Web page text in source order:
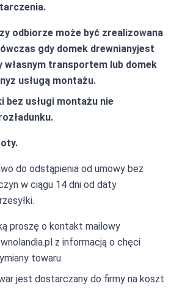
odbiorze może być zrealizowana
gdy domek drewnianyjest
własnym transportem lub domek
usługą montażu.
bez usługi montażu nie
do odstąpienia od umowy bez
w ciągu 14 dni od daty
proszę o kontakt mailowy
z informacją o chęci
towaru.
jest dostarczany do firmy na koszt